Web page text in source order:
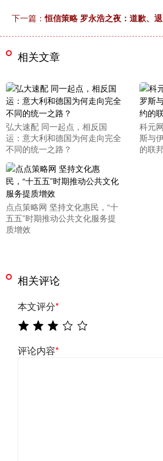
下一篇：恒信策略 罗永浩之夜：道歉、
相关文章
弘大速配 同一起点，相反国
运：意大利和德国为何走向完全
不同的统一之路？
科元
斯与
的联
点点策略网 坚持文化惠民，“十
五五”时期推动公共文化服务提
质增效
相关评论
本文评分*
评论内容*